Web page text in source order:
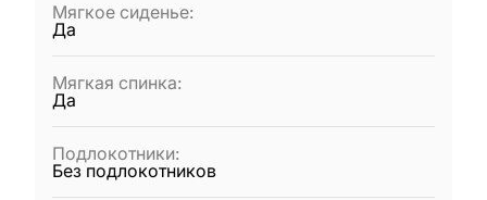
Мягкое сиденье:
Да
Мягкая спинка:
Да
Подлокотники:
Без подлокотников